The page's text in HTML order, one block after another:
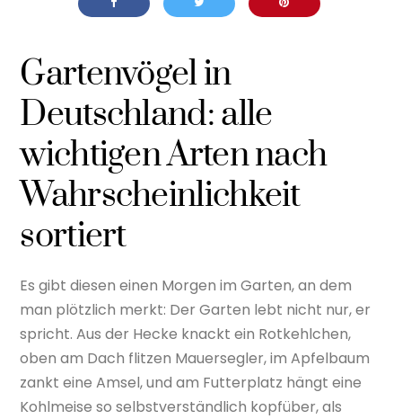
Gartenvögel in
Deutschland: alle
wichtigen Arten nach
Wahrscheinlichkeit
sortiert
Es gibt diesen einen Morgen im Garten, an dem
man plötzlich merkt: Der Garten lebt nicht nur, er
spricht. Aus der Hecke knackt ein Rotkehlchen,
oben am Dach flitzen Mauersegler, im Apfelbaum
zankt eine Amsel, und am Futterplatz hängt eine
Kohlmeise so selbstverständlich kopfüber, als